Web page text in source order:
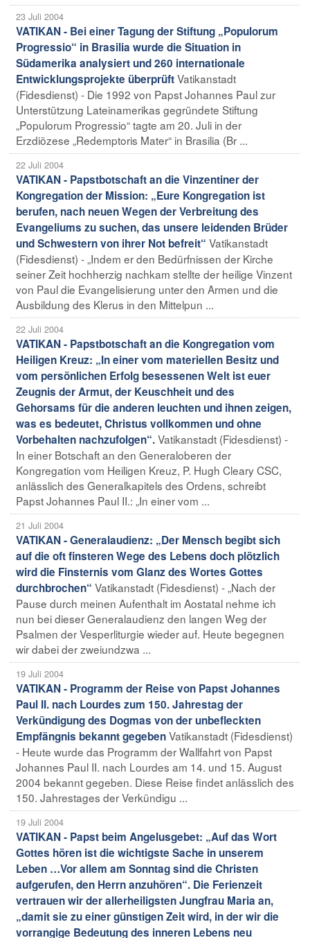
23 Juli 2004
VATIKAN - Bei einer Tagung der Stiftung „Populorum
Progressio“ in Brasilia wurde die Situation in
Südamerika analysiert und 260 internationale
Entwicklungsprojekte überprüftVatikanstadt
(Fidesdienst) - Die 1992 von Papst Johannes Paul zur
Unterstützung Lateinamerikas gegründete Stiftung
„Populorum Progressio“ tagte am 20. Juli in der
Erzdiözese „Redemptoris Mater“ in Brasilia (Br ...
22 Juli 2004
VATIKAN - Papstbotschaft an die Vinzentiner der
Kongregation der Mission: „Eure Kongregation ist
berufen, nach neuen Wegen der Verbreitung des
Evangeliums zu suchen, das unsere leidenden Brüder
und Schwestern von ihrer Not befreit“ Vatikanstadt
(Fidesdienst) - „Indem er den Bedürfnissen der Kirche
seiner Zeit hochherzig nachkam stellte der heilige Vinzent
von Paul die Evangelisierung unter den Armen und die
Ausbildung des Klerus in den Mittelpun ...
22 Juli 2004
VATIKAN - Papstbotschaft an die Kongregation vom
Heiligen Kreuz: „In einer vom materiellen Besitz und
vom persönlichen Erfolg besessenen Welt ist euer
Zeugnis der Armut, der Keuschheit und des
Gehorsams für die anderen leuchten und ihnen zeigen,
was es bedeutet, Christus vollkommen und ohne
Vorbehalten nachzufolgen“.Vatikanstadt (Fidesdienst) -
In einer Botschaft an den Generaloberen der
Kongregation vom Heiligen Kreuz, P. Hugh Cleary CSC,
anlässlich des Generalkapitels des Ordens, schreibt
Papst Johannes Paul II.: „In einer vom ...
21 Juli 2004
VATIKAN - Generalaudienz: „Der Mensch begibt sich
auf die oft finsteren Wege des Lebens doch plötzlich
wird die Finsternis vom Glanz des Wortes Gottes
durchbrochen“ Vatikanstadt (Fidesdienst) - „Nach der
Pause durch meinen Aufenthalt im Aostatal nehme ich
nun bei dieser Generalaudienz den langen Weg der
Psalmen der Vesperliturgie wieder auf. Heute begegnen
wir dabei der zweiundzwa ...
19 Juli 2004
VATIKAN - Programm der Reise von Papst Johannes
Paul II. nach Lourdes zum 150. Jahrestag der
Verkündigung des Dogmas von der unbefleckten
Empfängnis bekannt gegebenVatikanstadt (Fidesdienst)
- Heute wurde das Programm der Wallfahrt von Papst
Johannes Paul II. nach Lourdes am 14. und 15. August
2004 bekannt gegeben. Diese Reise findet anlässlich des
150. Jahrestages der Verkündigu ...
19 Juli 2004
VATIKAN - Papst beim Angelusgebet: „Auf das Wort
Gottes hören ist die wichtigste Sache in unserem
Leben …Vor allem am Sonntag sind die Christen
aufgerufen, den Herrn anzuhören“. Die Ferienzeit
vertrauen wir der allerheiligsten Jungfrau Maria an,
„damit sie zu einer günstigen Zeit wird, in der wir die
vorrangige Bedeutung des inneren Lebens neu